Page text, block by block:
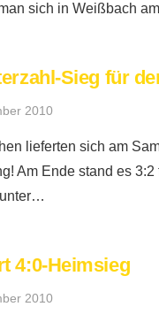
sich in Weißbach
Sieg für
2010
lieferten sich am
Am Ende stand es
4:0-Heimsieg
2010